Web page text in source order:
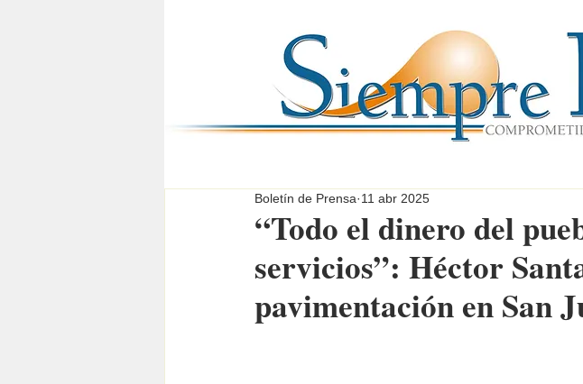
“Todo el dinero del
servicios”: Héctor
pavimentación en San
Boletín de Prensa 11 abr 2025